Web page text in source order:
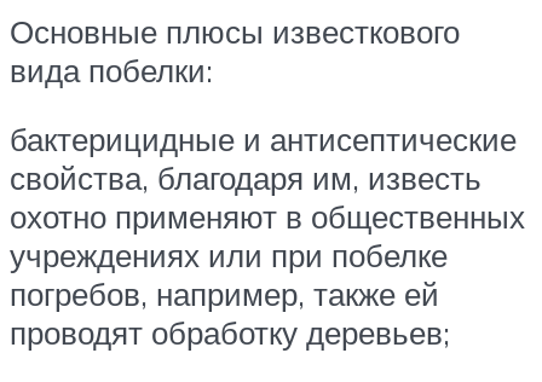
Основные плюсы известкового
вида побелки:
бактерицидные и антисептические
свойства, благодаря им, известь
охотно применяют в общественных
учреждениях или при побелке
погребов, например, также ей
проводят обработку деревьев;